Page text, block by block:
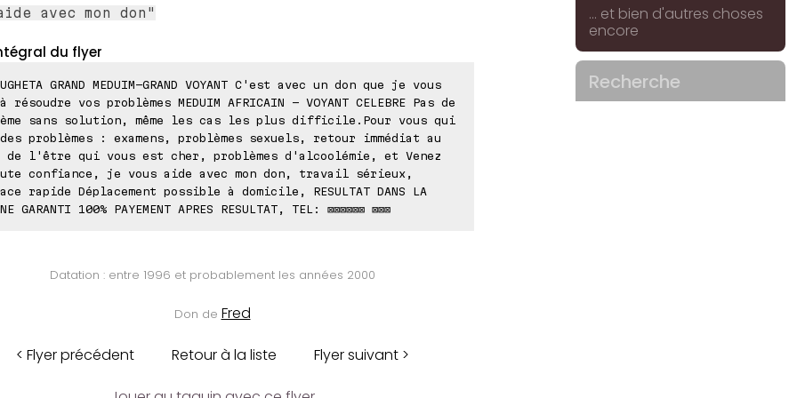
avec mon don"
du flyer
GRAND MEDUIM-GRAND VOYANT C'est avec un don que je vous
résoudre vos problèmes MEDUIM AFRICAIN - VOYANT CELEBRE Pas de
sans solution, même les cas les plus difficile.Pour vous qui
problèmes : examens, problèmes sexuels, retour immédiat au
de l'être qui vous est cher, problèmes d'alcoolémie, et Venez
confiance, je vous aide avec mon don, travail sérieux,
rapide Déplacement possible à domicile, RESULTAT DANS LA
GARANTI 100% PAYEMENT APRES RESULTAT, TEL: ⊠⊠⊠⊠⊠⊠ ⊠⊠⊠
Datation : entre 1996 et probablement les années 2000
Don de Fred
< Flyer précédent Retour à la liste Flyer suivant >
... et bien d'autres choses
encore
Recherche